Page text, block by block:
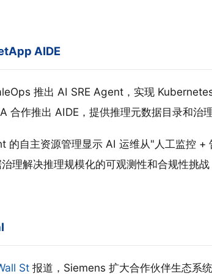
AIDE
推出 AI SRE Agent，实现
作推出 AIDE，提供推理元数据目录和治理
的自主资源管理显示 AI 运维从"人工监控 +
理解决推理规模化的可观测性和合规性挑
St 报道，Siemens 扩大合作伙伴生态系